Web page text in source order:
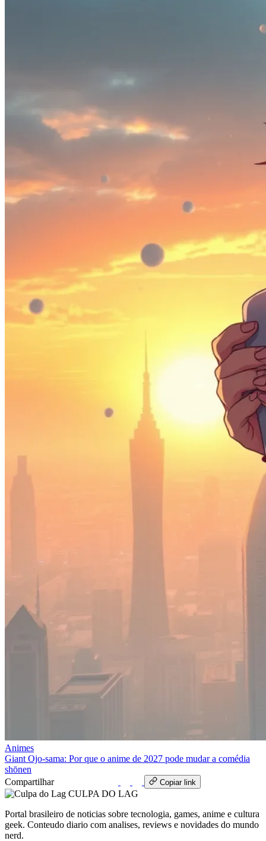
Animes
Giant Ojo-sama: Por que o anime de 2027 pode mudar a comédia
shōnen
Compartilhar
Copiar link
CULPA DO LAG
Portal brasileiro de noticias sobre tecnologia, games, anime e cultura
geek. Conteudo diario com analises, reviews e novidades do mundo
nerd.